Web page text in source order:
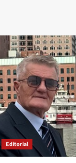
Editorial